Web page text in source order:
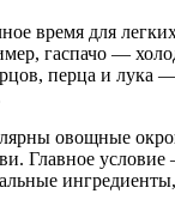
время для
гаспачо —
перца и лука
овощные
Главное